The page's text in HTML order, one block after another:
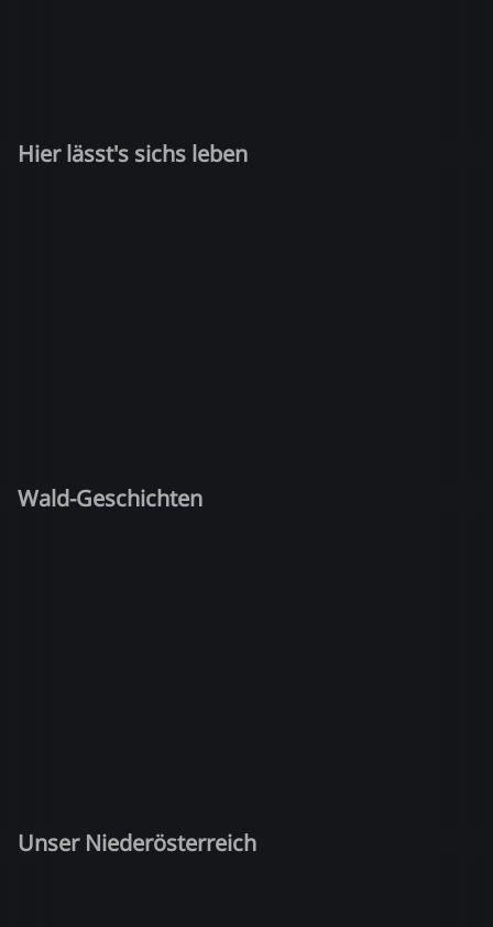
Hier lässt's sichs leben
Wald-Geschichten
Unser Niederösterreich